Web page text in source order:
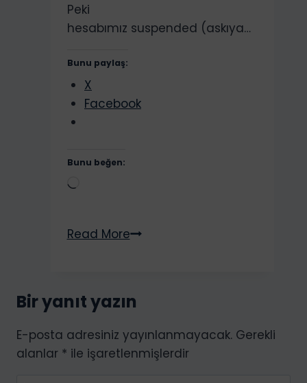
Peki
hesabımız suspended (askıya…
Bunu paylaş:
X
Facebook
Bunu beğen:
Read MoreWalmart
Walmart
Suspend
Çözümü
Hizmeti
Bir yanıt yazın
E-posta adresiniz yayınlanmayacak. Gerekli
alanlar * ile işaretlenmişlerdir